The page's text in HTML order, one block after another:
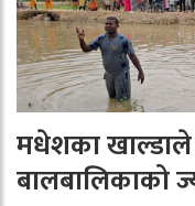
मधेशका
बालबालिकाको